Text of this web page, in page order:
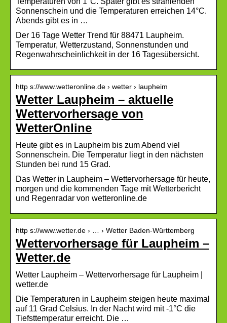
Sonnenschein und die Temperaturen erreichen 14°C.
Abends gibt es in …
Der 16 Tage Wetter Trend für 88471 Laupheim.
Temperatur, Wetterzustand, Sonnenstunden und
Regenwahrscheinlichkeit in der 16 Tagesübersicht.
http s://www.wetteronline.de › wetter › laupheim
Wetter Laupheim – aktuelle
Wettervorhersage von
WetterOnline
Heute gibt es in Laupheim bis zum Abend viel
Sonnenschein. Die Temperatur liegt in den nächsten
Stunden bei rund 15 Grad.
Das Wetter in Laupheim – Wettervorhersage für heute,
morgen und die kommenden Tage mit Wetterbericht
und Regenradar von wetteronline.de
http s://www.wetter.de › … › Wetter Baden-Württemberg
Wettervorhersage für Laupheim –
Wetter.de
Wetter Laupheim – Wettervorhersage für Laupheim |
wetter.de
Die Temperaturen in Laupheim steigen heute maximal
auf 11 Grad Celsius. In der Nacht wird mit -1°C die
Tiefsttemperatur erreicht. Die …